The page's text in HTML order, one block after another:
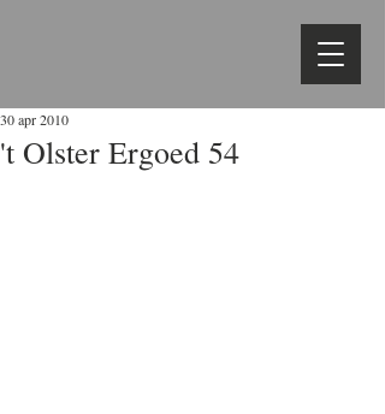
't Olster Ergoed 54
30 apr 2010